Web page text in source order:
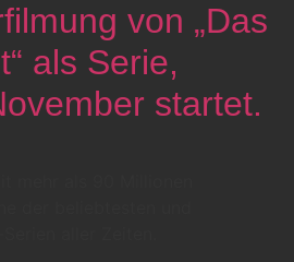
von „Das
als Serie,
startet.